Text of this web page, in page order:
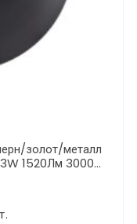
золот/металл
1520Лм 3000K